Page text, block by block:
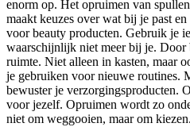
enorm op. Het opruimen van
maakt keuzes over wat bij je past
voor beauty producten. Gebruik je
waarschijnlijk niet meer bij je. Door
ruimte. Niet alleen in kasten, maar
je gebruiken voor nieuwe routines.
bewuster je verzorgingsproducten.
voor jezelf. Opruimen wordt zo
niet om weggooien, maar om kiezen.